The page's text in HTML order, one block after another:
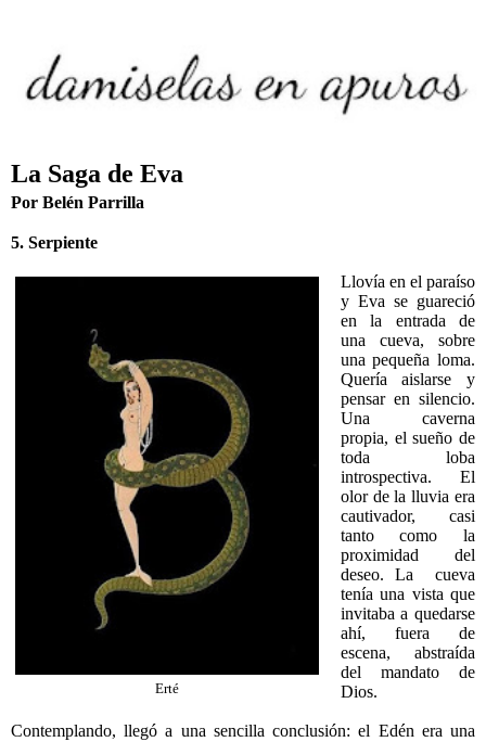
La Saga de Eva
Por Belén Parrilla
5. Serpiente
Erté
Llovía en el paraíso
y Eva se guareció
en la entrada de
una cueva, sobre
una pequeña loma.
Quería aislarse y
pensar en silencio.
Una caverna
propia, el sueño de
toda loba
introspectiva. El
olor de la lluvia era
cautivador, casi
tanto como la
proximidad del
deseo. La cueva
tenía una vista que
invitaba a quedarse
ahí, fuera de
escena, abstraída
del mandato de
Dios.
Contemplando, llegó a una sencilla conclusión: el Edén era una